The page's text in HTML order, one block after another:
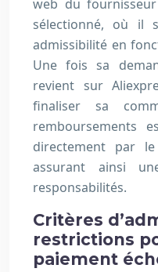
web du
sélectionné, où il
admissibilité en
Une fois sa
revient sur
finaliser sa
remboursements
directement par
assurant ainsi
responsabilités.
Critères
restrictions
paiement